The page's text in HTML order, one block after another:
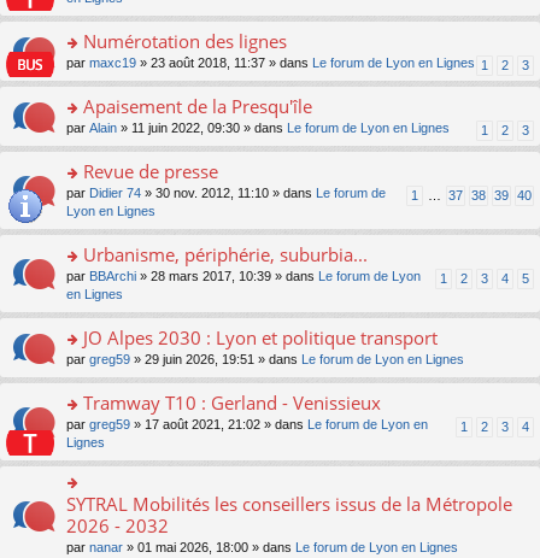
c
e
nt
lu
le
u
ré
c
e
n
o
n
lu
pl
s
ré
e
m
e
s
s
e
n
o
n
le
pl
s
ré
c
e
s
er
le
m
e
s
g
e
n
o
n
le
s
ré
c
nt
o
n
ult
er
le
m
e
s
g
e
n
o
n
le
u
s
ré
c
e
nt
Numérotation des lignes
1 2 3
par maxc19 » 23 août 2018, 11:37 » dans Le forum de Lyon en Lignes
o
n
ult
er
le
m
e
s
s
e
n
o
n
le
s
ré
c
e
Apaisement de la Presqu'île
1 2 3
par Alain » 11 juin 2022, 09:30 » dans Le forum de Lyon en Lignes
o
s
er
le
m
e
s
s
e
n
o
n
lu
le
pl
u
s
Revue de presse
1 37 38 39 40
par Didier 74 » 30 nov. 2012, 11:10 » dans
Le forum de
Lyon en Lignes
o
n
s
er
le
m
e
s
s
g
n
o
n
Urbanisme, périphérie, suburbia...
1 2 3 4 5
par BBArchi » 28 mars 2017, 10:39 » dans
Le forum de Lyon
en Lignes
o
n
ult
er
le
m
e
s
s
JO Alpes 2030 : Lyon et politique transport
par greg59 » 29 juin 2026, 19:51 » dans Le forum de Lyon en Lignes
o
s
ult
er
le
m
e
Tramway T10 : Gerland - Venissieux
1 2 3 4
par greg59 » 17 août 2021, 21:02 » dans
Le forum de Lyon en
Lignes
o
n
SYTRAL Mobilités les conseillers issus de la Métropole
2026 - 2032
par nanar » 01 mai 2026, 18:00 » dans Le forum de Lyon en Lignes